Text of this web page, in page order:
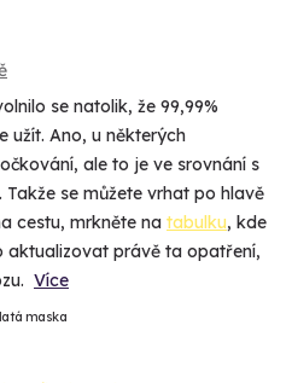
se natolik, že 99,99%
užít. Ano, u některých
ale to je ve srovnání s
se můžete vrhat po hlavě
cestu, mrkněte na tabulku, kde
aktualizovat právě ta opatření,
Více